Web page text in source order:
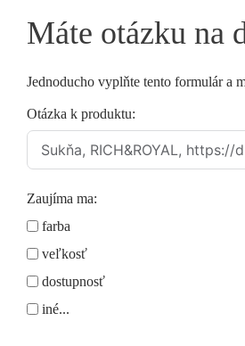
Máte otázku na
Jednoducho vyplňte tento formulár a
Otázka k produktu:
Zaujíma ma:
farba
veľkosť
dostupnosť
iné...